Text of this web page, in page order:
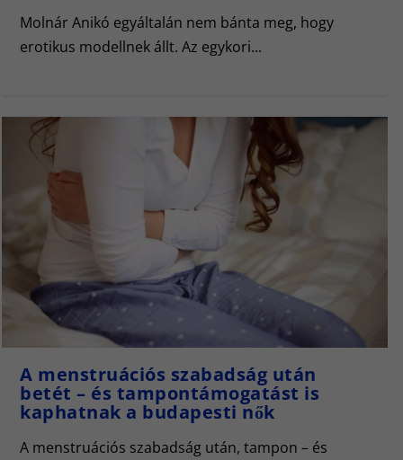
Molnár Anikó egyáltalán nem bánta meg, hogy
erotikus modellnek állt. Az egykori...
A menstruációs szabadság után
betét – és tampontámogatást is
kaphatnak a budapesti nők
A menstruációs szabadság után, tampon – és